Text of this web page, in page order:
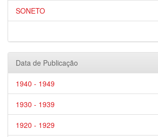
SONETO
Data de Publicação
1940 - 1949
1930 - 1939
1920 - 1929